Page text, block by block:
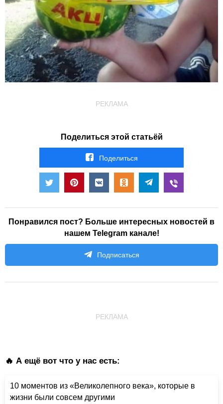
РЕКЛАМА
Поделиться этой статьёй
Поделиться
Понравился пост? Больше интересных новостей в
нашем Telegram канале!
Подписаться
РЕКЛАМА
🔥 А ещё вот что у нас есть:
10 моментов из «Великолепного века», которые в
жизни были совсем другими